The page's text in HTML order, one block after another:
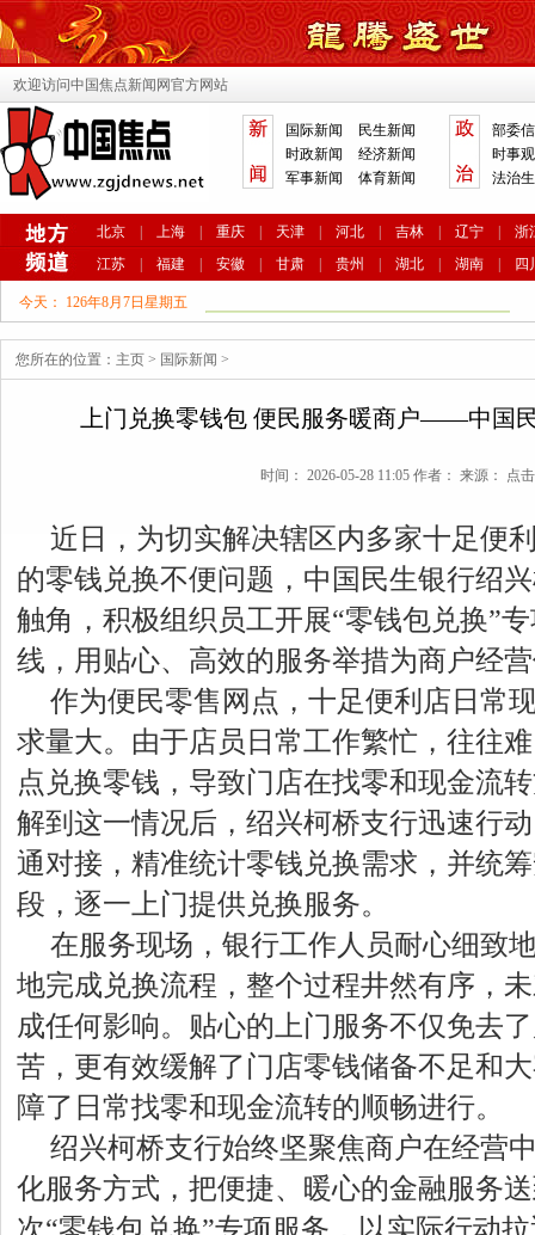
欢迎访问中国焦点新闻网官方网站
国际新闻
民生新闻
时政新闻
经济新闻
军事新闻
体育新闻
部委
时事
法治
北京 上海 重庆 天津 河北 吉林 辽宁
浙
江苏
福建 安徽 甘肃 贵州 湖北 湖南 四
今天： 126年8月7日星期五
您所在的位置： 主页 > 国际新闻 >
上门兑换零钱包 便民服务暖商户——中国
时间： 2026-05-28 11:05 作者： 来源： 点
近日，为切实解决辖区内多家十足便
的零钱兑换不便问题，中国民生银行绍
触角，积极组织员工开展“零钱包兑换”
线，用贴心、高效的服务举措为商户经
作为便民零售网点，十足便利店日常
求量大。由于店员日常工作繁忙，往往
点兑换零钱，导致门店在找零和现金流
解到这一情况后，绍兴柯桥支行迅速行
通对接，精准统计零钱兑换需求，并统
段，逐一上门提供兑换服务。
在服务现场，银行工作人员耐心细致
地完成兑换流程，整个过程井然有序，
成任何影响。贴心的上门服务不仅免去
苦，更有效缓解了门店零钱储备不足和
障了日常找零和现金流转的顺畅进行。
绍兴柯桥支行始终坚聚焦商户在经营
化服务方式，把便捷、暖心的金融服务
次“零钱包兑换”专项服务，以实际行动